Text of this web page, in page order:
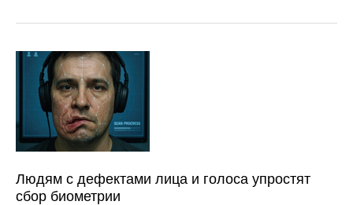
Людям с дефектами лица и голоса упростят
сбор биометрии